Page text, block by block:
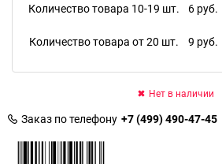
Количество товара 10-19 шт. 6 руб.
Количество товара от 20 шт. 9 руб.
Нет в наличии
Заказ по телефону +7 (499) 490-47-45